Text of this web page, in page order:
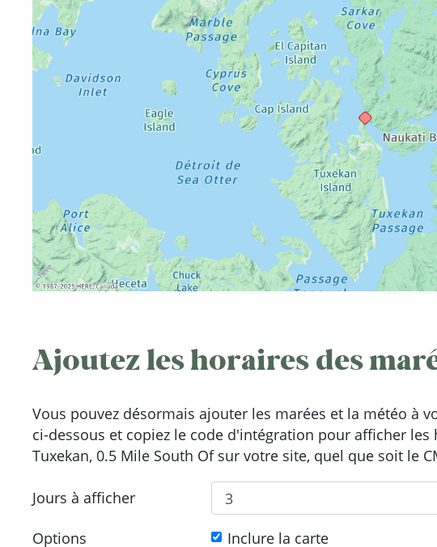
Ajoutez les horaires des
Vous pouvez désormais ajouter les marées et la météo à
ci-dessous et copiez le code d'intégration pour afficher
Tuxekan, 0.5 Mile South Of sur votre site, quel que soit le
Jours à afficher
Options
Inclure la carte